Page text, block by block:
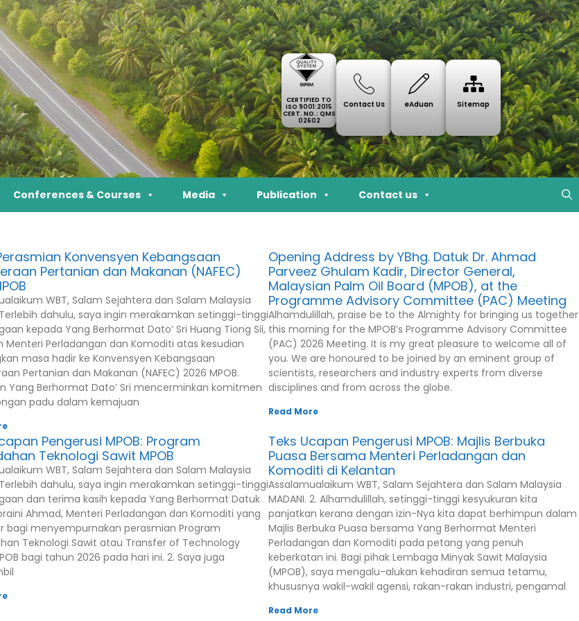
CERTIFIED TO
ISO 9001:2015
CERT. NO.: QMS
02602
Contact Us eAduan Sitemap
Conferences & Courses Media Publication Contact us
Konvensyen Kebangsaan
Pertanian dan Makanan (NAFEC)
WBT, Salam Sejahtera dan Salam Malaysia
Terlebih dahulu, saya ingin merakamkan setinggi-tinggi
kepada Yang Berhormat Dato’ Sri Huang Tiong Sii,
Menteri Perladangan dan Komoditi atas kesudian
masa hadir ke Konvensyen Kebangsaan
Pertanian dan Makanan (NAFEC) 2026 MPOB.
Yang Berhormat Dato’ Sri mencerminkan komitmen
padu dalam kemajuan
Opening Address by YBhg. Datuk Dr. Ahmad
Parveez Ghulam Kadir, Director General,
Malaysian Palm Oil Board (MPOB), at the
Programme Advisory Committee (PAC) Meeting
Alhamdulillah, praise be to the Almighty for bringing us together
this morning for the MPOB’s Programme Advisory Committee
(PAC) 2026 Meeting. It is my great pleasure to welcome all of
you. We are honoured to be joined by an eminent group of
scientists, researchers and industry experts from diverse
disciplines and from across the globe.
Read More
Pengerusi MPOB: Program
Teknologi Sawit MPOB
WBT, Salam Sejahtera dan Salam Malaysia
Terlebih dahulu, saya ingin merakamkan setinggi-tinggi
dan terima kasih kepada Yang Berhormat Datuk
Ahmad, Menteri Perladangan dan Komoditi yang
bagi menyempurnakan perasmian Program
Teknologi Sawit atau Transfer of Technology
bagi tahun 2026 pada hari ini. 2. Saya juga
Teks Ucapan Pengerusi MPOB: Majlis Berbuka
Puasa Bersama Menteri Perladangan dan
Komoditi di Kelantan
Assalamualaikum WBT, Salam Sejahtera dan Salam Malaysia
MADANI. 2. Alhamdulillah, setinggi-tinggi kesyukuran kita
panjatkan kerana dengan izin-Nya kita dapat berhimpun dalam
Majlis Berbuka Puasa bersama Yang Berhormat Menteri
Perladangan dan Komoditi pada petang yang penuh
keberkatan ini. Bagi pihak Lembaga Minyak Sawit Malaysia
(MPOB), saya mengalu-alukan kehadiran semua tetamu,
khususnya wakil-wakil agensi, rakan-rakan industri, pengamal
Read More